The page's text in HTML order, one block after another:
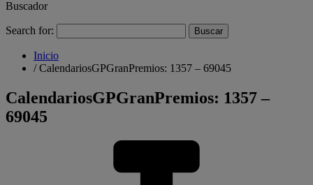
Buscador
Search for:
Inicio
/CalendariosGPGranPremios: 1357 – 69045
CalendariosGPGranPremios: 1357 –
69045